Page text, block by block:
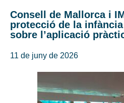
Consell de Mallorca i
protecció de la
sobre l’aplicació
11 de juny de 2026